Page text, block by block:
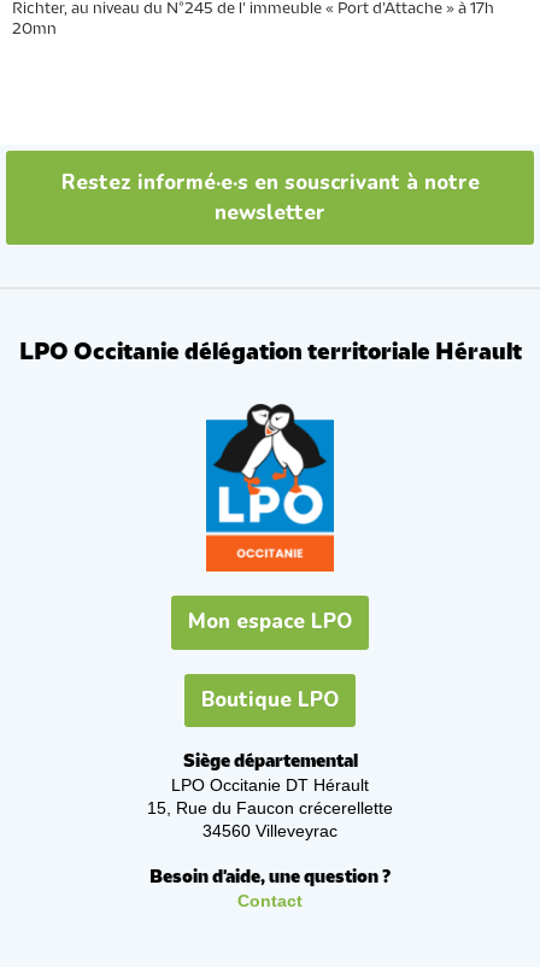
Richter, au niveau du N°245 de l’ immeuble « Port d’Attache » à 17h
20mn
Restez informé·e·s en souscrivant à notre
newsletter
LPO Occitanie délégation territoriale Hérault
Mon espace LPO
Boutique LPO
Siège départemental
LPO Occitanie DT Hérault
15, Rue du Faucon crécerellette
34560 Villeveyrac
Besoin d'aide, une question ?
Contact